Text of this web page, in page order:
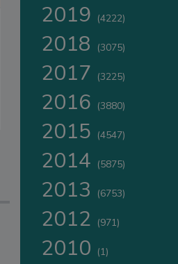
2019 (4222)
2018 (3075)
2017 (3225)
2016 (3880)
2015 (4547)
2014 (5875)
2013 (6753)
2012 (971)
2010 (1)